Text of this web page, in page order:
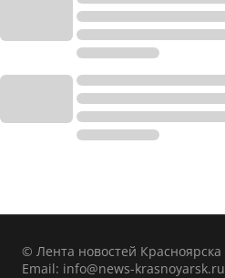
© Лента новостей Красноярска
Email: info@news-krasnoyarsk.ru